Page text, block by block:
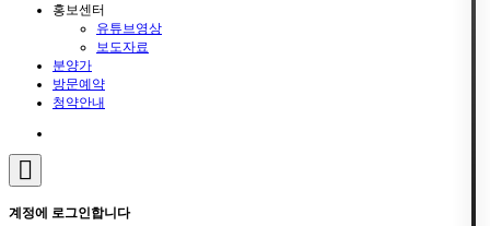
홍보센터
유튜브영상
보도자료
분양가
방문예약
청약안내
계정에 로그인합니다